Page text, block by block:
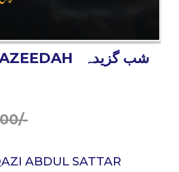
شب گزیدہ
ABDUL SATTAR